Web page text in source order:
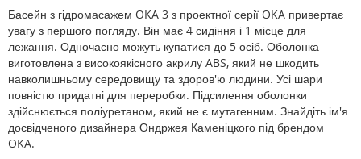
Басейн з гідромасажем OKA 3 з проектної серії OKA привертає
увагу з першого погляду. Він має 4 сидіння і 1 місце для
лежання. Одночасно можуть купатися до 5 осіб. Оболонка
виготовлена з високоякісного акрилу ABS, який не шкодить
навколишньому середовищу та здоров'ю людини. Усі шари
повністю придатні для переробки. Підсилення оболонки
здійснюється поліуретаном, який не є мутагенним. Знайдіть ім'я
досвідченого дизайнера Ондржея Каменіцкого під брендом
OKA.